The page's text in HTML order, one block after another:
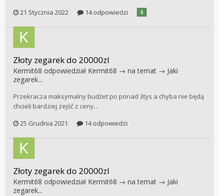
21 Stycznia 2022
14 odpowiedzi 5
Złoty zegarek do 20000zl
Kermit68 odpowiedział Kermit68 → na temat → Jaki
zegarek...
Przekracza maksymalny budżet po ponad 3tys a chyba nie będą
chcieli bardziej zejść z ceny...
25 Grudnia 2021
14 odpowiedzi
Złoty zegarek do 20000zl
Kermit68 odpowiedział Kermit68 → na temat → Jaki
zegarek...